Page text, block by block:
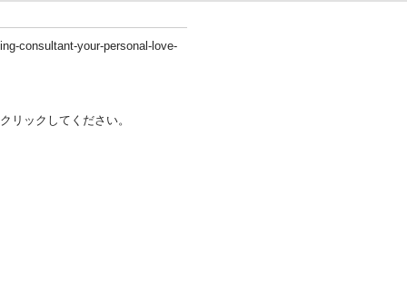
consultant-your-personal-love-
リックしてください。